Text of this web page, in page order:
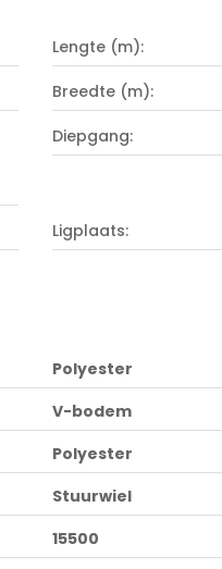
Lengte (m):
Breedte (m):
Diepgang:
Ligplaats:
Polyester
V-bodem
Polyester
Stuurwiel
15500